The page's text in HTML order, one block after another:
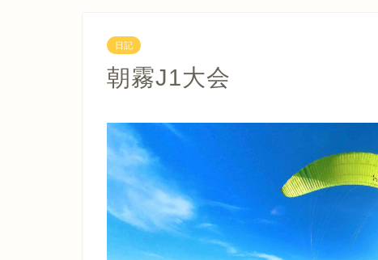
日記
朝霧J1大会